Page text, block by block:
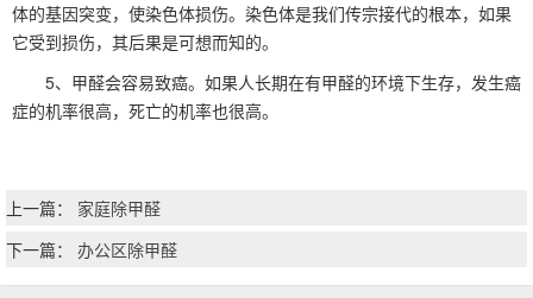
体的基因突变，使染色体损伤。染色体是我们传宗接代的根本，如果
它受到损伤，其后果是可想而知的。
5、甲醛会容易致癌。如果人长期在有甲醛的环境下生存，发生癌
症的机率很高，死亡的机率也很高。
上一篇： 家庭除甲醛
下一篇： 办公区除甲醛